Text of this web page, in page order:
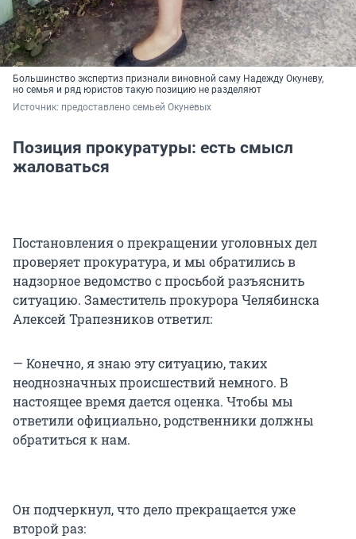
Большинство экспертиз признали виновной саму Надежду Окуневу,
но семья и ряд юристов такую позицию не разделяют
Источник: предоставлено семьей Окуневых
Позиция прокуратуры: есть смысл
жаловаться
Постановления о прекращении уголовных дел
проверяет прокуратура, и мы обратились в
надзорное ведомство с просьбой разъяснить
ситуацию. Заместитель прокурора Челябинска
Алексей Трапезников ответил:
— Конечно, я знаю эту ситуацию, таких
неоднозначных происшествий немного. В
настоящее время дается оценка. Чтобы мы
ответили официально, родственники должны
обратиться к нам.
Он подчеркнул, что дело прекращается уже
второй раз: